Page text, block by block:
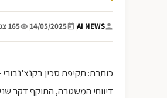
AI NEWS
|
14/05/2025
| 165 צפיות
דיווחי המשטרה, התוקף דקר